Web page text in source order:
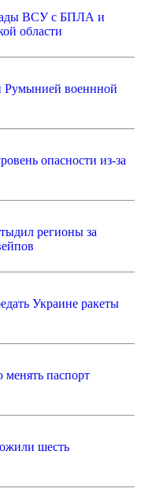
ВСУ с БПЛА и
области
военнной
опасности из-за
регионы за
Украине ракеты
паспорт
шесть